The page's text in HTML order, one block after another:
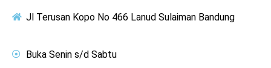
Jl Terusan Kopo No 466 Lanud Sulaiman Bandung
Buka Senin s/d Sabtu